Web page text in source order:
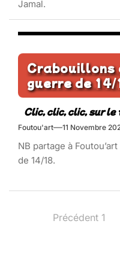
Jamal.
Crabouillons
guerre de
Foutou'art 11 Novembre
NB partage à
de 14/18.
Pagination
Précédent 1